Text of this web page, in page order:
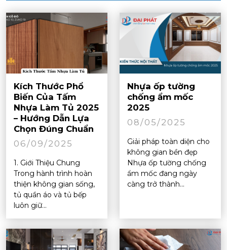
Kích Thước Phổ
Biến Của Tấm
Nhựa Làm Tủ 2025
– Hướng Dẫn Lựa
Chọn Đúng Chuẩn
06/09/2025
1. Giới Thiệu Chung
Trong hành trình hoàn
thiện không gian sống,
tủ quần áo và tủ bếp
luôn giữ...
Nhựa ốp tường
chống ẩm mốc
2025
08/05/2025
Giải pháp toàn diện cho
không gian bền đẹp
Nhựa ốp tường chống
ẩm mốc đang ngày
càng trở thành...